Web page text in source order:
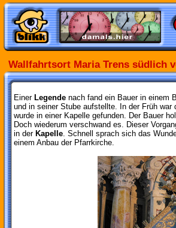
Wallfahrtsort Maria Trens südlich
Einer Legende nach fand ein Bauer in einem
und in seiner Stube aufstellte. In der Früh
wurde in einer Kapelle gefunden. Der Bauer
Doch wiederum verschwand es. Dieser
in der Kapelle. Schnell sprach sich das
einem Anbau der Pfarrkirche.